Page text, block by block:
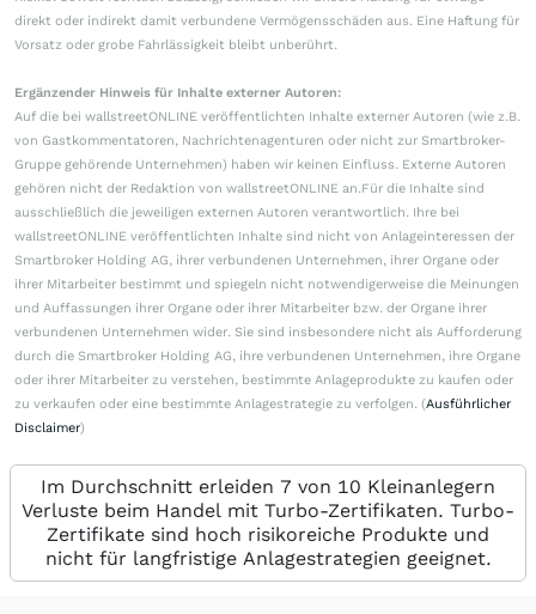
direkt oder indirekt damit verbundene Vermögensschäden aus. Eine Haftung für
Vorsatz oder grobe Fahrlässigkeit bleibt unberührt.
Ergänzender Hinweis für Inhalte externer Autoren:
Auf die bei wallstreetONLINE veröffentlichten Inhalte externer Autoren (wie z.B.
von Gastkommentatoren, Nachrichtenagenturen oder nicht zur Smartbroker-
Gruppe gehörende Unternehmen) haben wir keinen Einfluss. Externe Autoren
gehören nicht der Redaktion von wallstreetONLINE an.Für die Inhalte sind
ausschließlich die jeweiligen externen Autoren verantwortlich. Ihre bei
wallstreetONLINE veröffentlichten Inhalte sind nicht von Anlageinteressen der
Smartbroker Holding AG, ihrer verbundenen Unternehmen, ihrer Organe oder
ihrer Mitarbeiter bestimmt und spiegeln nicht notwendigerweise die Meinungen
und Auffassungen ihrer Organe oder ihrer Mitarbeiter bzw. der Organe ihrer
verbundenen Unternehmen wider. Sie sind insbesondere nicht als Aufforderung
durch die Smartbroker Holding AG, ihre verbundenen Unternehmen, ihre Organe
oder ihrer Mitarbeiter zu verstehen, bestimmte Anlageprodukte zu kaufen oder
zu verkaufen oder eine bestimmte Anlagestrategie zu verfolgen. (Ausführlicher
Disclaimer)
Im Durchschnitt erleiden 7 von 10 Kleinanlegern
Verluste beim Handel mit Turbo-Zertifikaten. Turbo-
Zertifikate sind hoch risikoreiche Produkte und
nicht für langfristige Anlagestrategien geeignet.